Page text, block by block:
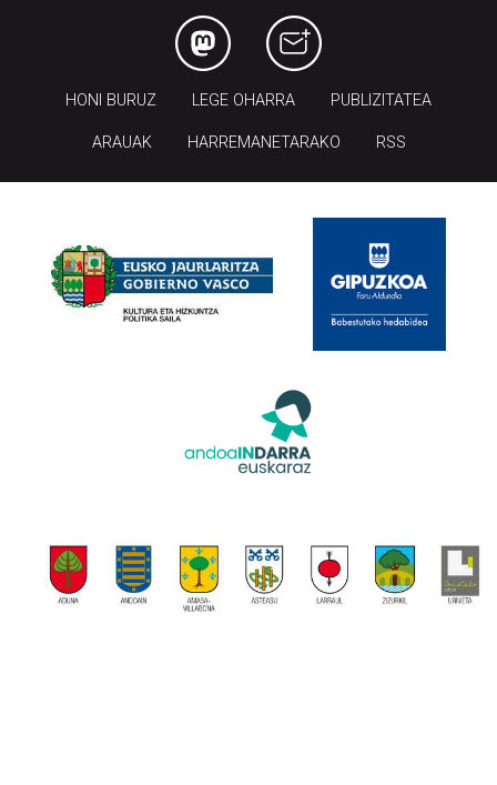
HONI BURUZ LEGE OHARRA PUBLIZITATEA
ARAUAK HARREMANETARAKO RSS